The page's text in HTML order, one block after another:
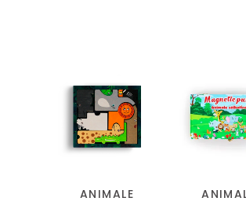
ANIMALE